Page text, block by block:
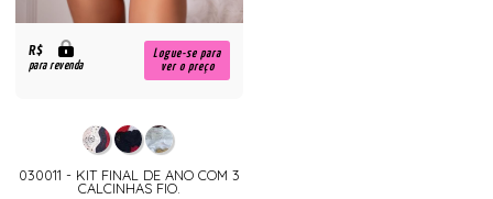
R$
para revenda
Logue-se para
ver o preço
030011 - KIT FINAL DE ANO COM 3
CALCINHAS FIO.